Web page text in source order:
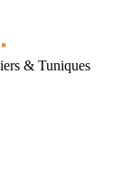
& Tuniques